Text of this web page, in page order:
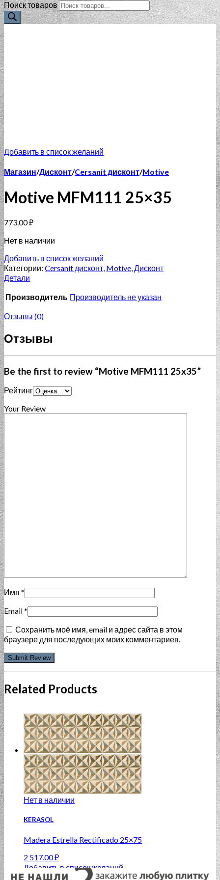
Поиск товаров
Добавить в список желаний
Магазин/Дисконт/Cersanit дисконт/Motive
Motive MFM111 25×35
773.00₽
Нет в наличии
Добавить в список желаний
Категории: Cersanit дисконт, Motive,Дисконт
Детали
Производитель Производитель не указан
Отзывы (0)
Отзывы
Be the first to review “Motive MFM111 25x35”
Рейтинг
Your Review
Имя *
Email*
Сохранить моё имя, email и адрес сайта в этом
браузере для последующих моих комментариев.
Related Products
Нет в наличии
KERASOL
Madera Estrella Rectificado 25×75
2 517.00₽
Добавить в список желаний